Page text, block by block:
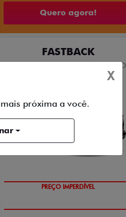
Quero agora!
FASTBACK
FASTBACK LIMITED EDITION TURBO
PREÇO IMPERDÍVEL
X
próxima a você.